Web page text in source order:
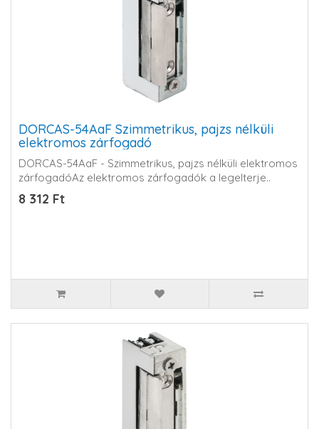
DORCAS-54AaF Szimmetrikus, pajzs nélküli
elektromos zárfogadó
DORCAS-54AaF - Szimmetrikus, pajzs nélküli elektromos
zárfogadóAz elektromos zárfogadók a legelterje..
8 312 Ft